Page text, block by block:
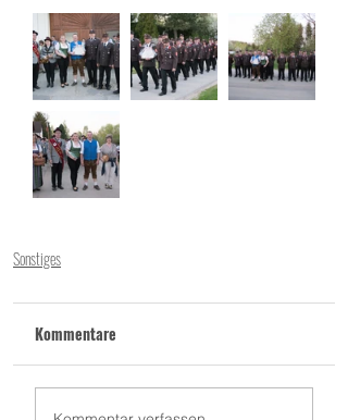
Sonstiges
Kommentare